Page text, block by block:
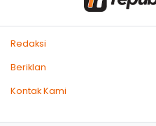
Redaksi
Beriklan
Kontak Kami